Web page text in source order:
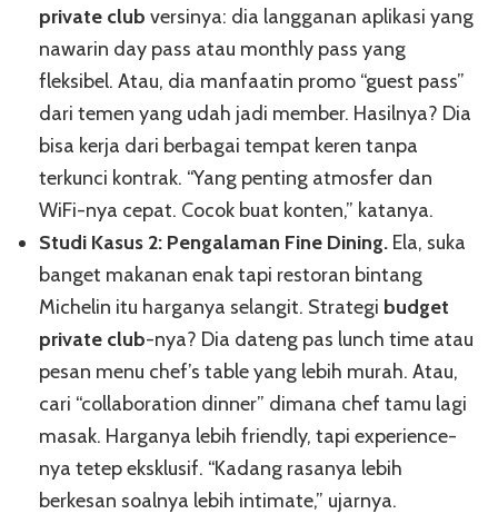
private club versinya: dia langganan aplikasi yang
nawarin day pass atau monthly pass yang
fleksibel. Atau, dia manfaatin promo “guest pass”
dari temen yang udah jadi member. Hasilnya? Dia
bisa kerja dari berbagai tempat keren tanpa
terkunci kontrak. “Yang penting atmosfer dan
WiFi-nya cepat. Cocok buat konten,” katanya.
Studi Kasus 2: Pengalaman Fine Dining. Ela, suka
banget makanan enak tapi restoran bintang
Michelin itu harganya selangit. Strategi budget
private club-nya? Dia dateng pas lunch time atau
pesan menu chef’s table yang lebih murah. Atau,
cari “collaboration dinner” dimana chef tamu lagi
masak. Harganya lebih friendly, tapi experience-
nya tetep eksklusif. “Kadang rasanya lebih
berkesan soalnya lebih intimate,” ujarnya.